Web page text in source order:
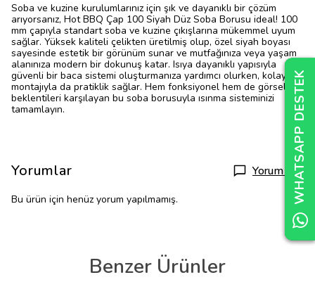
Soba ve kuzine kurulumlarınız için şık ve dayanıklı bir çözüm
arıyorsanız, Hot BBQ Çap 100 Siyah Düz Soba Borusu ideal! 100
mm çapıyla standart soba ve kuzine çıkışlarına mükemmel uyum
sağlar. Yüksek kaliteli çelikten üretilmiş olup, özel siyah boyası
sayesinde estetik bir görünüm sunar ve mutfağınıza veya yaşam
alanınıza modern bir dokunuş katar. Isıya dayanıklı yapısıyla
güvenli bir baca sistemi oluşturmanıza yardımcı olurken, kolay
montajıyla da pratiklik sağlar. Hem fonksiyonel hem de görsel
beklentileri karşılayan bu soba borusuyla ısınma sisteminizi
tamamlayın.
Yorumlar Yorum Yap
Bu ürün için henüz yorum yapılmamış.
Benzer Ürünler
WHATSAPP DESTEK
WHATSAPP DESTEK
WHATSAPP DESTEK